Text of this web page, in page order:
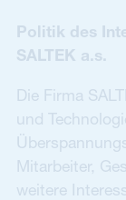
Politik des
SALTEK a.s.
Die Firma
und
Mitarbeiter,
weitere